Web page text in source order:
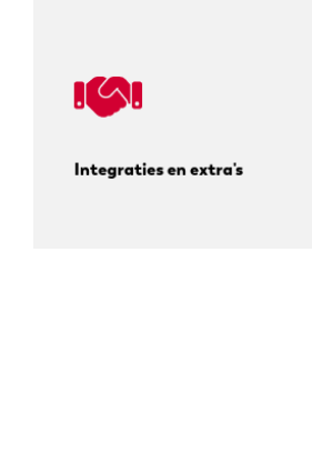
Integraties en extra's